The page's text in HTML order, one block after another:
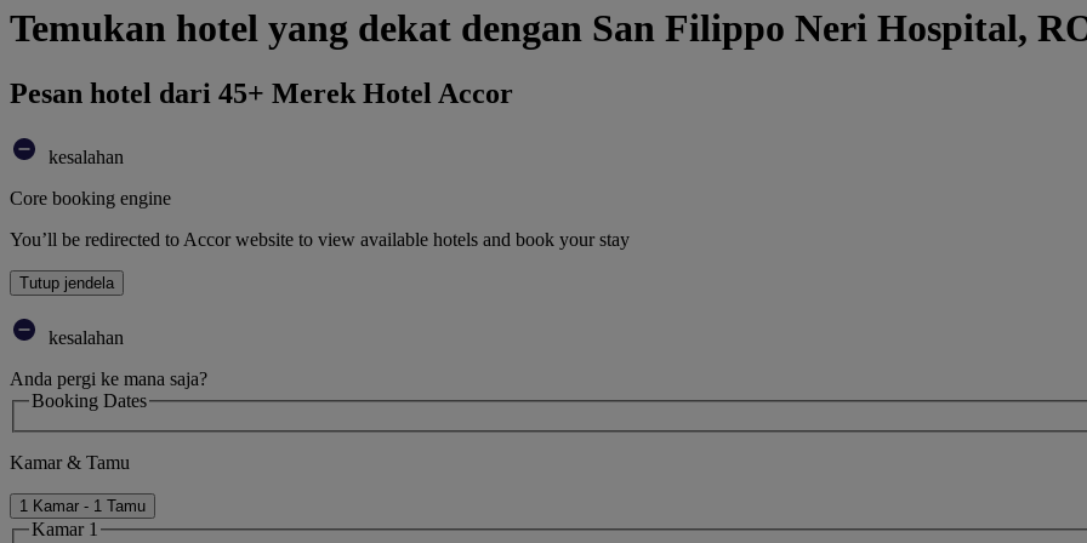
Temukan hotel yang dekat dengan San Filippo Neri Hospital,
Pesan hotel dari 45+ Merek Hotel Accor
kesalahan
Core booking engine
You’ll be redirected to Accor website to view available hotels and book your stay
Tutup jendela
kesalahan
Anda pergi ke mana saja?
Booking Dates
Kamar & Tamu
1 Kamar - 1 Tamu
Kamar 1